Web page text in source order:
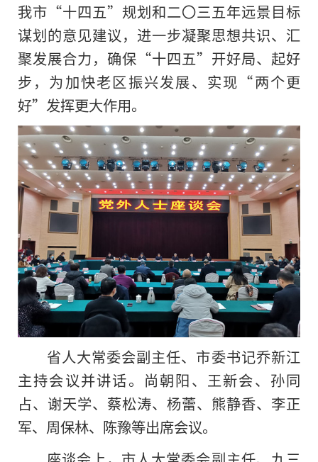
我市“十四五”规划和二〇三五年远景目标
谋划的意见建议，进一步凝聚思想共识、汇
聚发展合力，确保“十四五”开好局、起好
步，为加快老区振兴发展、实现“两个更
好”发挥更大作用。
省人大常委会副主任、市委书记乔新江
主持会议并讲话。尚朝阳、王新会、孙同
占、谢天学、蔡松涛、杨蕾、熊静香、李正
军、周保林、陈豫等出席会议。